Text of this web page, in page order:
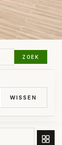
ZOEK
WISSEN